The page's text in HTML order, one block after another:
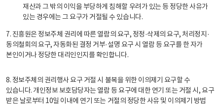
재산과 그 밖의 이익을 부당하게 침해할 우려가 있는 등 정당한 사유가
있는 경우에는 그 요구가 거절될 수 있습니다.
7. 진흥원은 정보주체 권리에 따른 열람의 요구, 정정·삭제의 요구, 처리정지·
동의철회의 요구, 자동화된 결정 거부·설명 요구 시 열람 등 요구를 한 자가
본인이거나 정당한 대리인인지를 확인합니다.
8. 정보주체의 권리행사 요구 거절 시 불복을 위한 이의제기 요구할 수
있습니다. 개인정보 보호담당자는 열람 등 요구에 대한 연기 또는 거절 시, 요구
받은 날로부터 10일 이내에 연기 또는 거절의 정당한 사유 및 이의제기 방법